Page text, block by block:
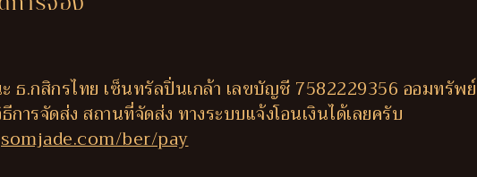
ธ.กสิกรไทย เซ็นทรัลปิ่นเกล้า เลขบัญชี 7582229356 ออมทรัพย์
การจัดส่ง สถานที่จัดส่ง ทางระบบแจ้งโอนเงินได้เลยครับ
somjade.com/ber/pay